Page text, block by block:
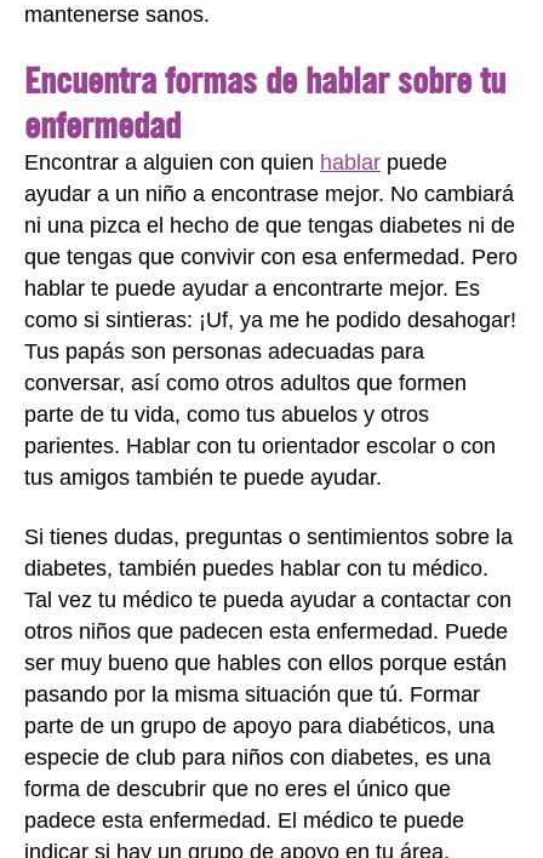
mantenerse sanos.
Encuentra formas de hablar sobre tu
enfermedad
Encontrar a alguien con quien hablar puede
ayudar a un niño a encontrase mejor. No cambiará
ni una pizca el hecho de que tengas diabetes ni de
que tengas que convivir con esa enfermedad. Pero
hablar te puede ayudar a encontrarte mejor. Es
como si sintieras: ¡Uf, ya me he podido desahogar!
Tus papás son personas adecuadas para
conversar, así como otros adultos que formen
parte de tu vida, como tus abuelos y otros
parientes. Hablar con tu orientador escolar o con
tus amigos también te puede ayudar.
Si tienes dudas, preguntas o sentimientos sobre la
diabetes, también puedes hablar con tu médico.
Tal vez tu médico te pueda ayudar a contactar con
otros niños que padecen esta enfermedad. Puede
ser muy bueno que hables con ellos porque están
pasando por la misma situación que tú. Formar
parte de un grupo de apoyo para diabéticos, una
especie de club para niños con diabetes, es una
forma de descubrir que no eres el único que
padece esta enfermedad. El médico te puede
indicar si hay un grupo de apoyo en tu área.